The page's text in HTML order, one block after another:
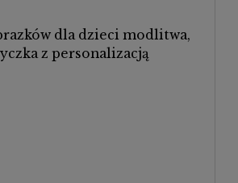
dla dzieci modlitwa,
z personalizacją